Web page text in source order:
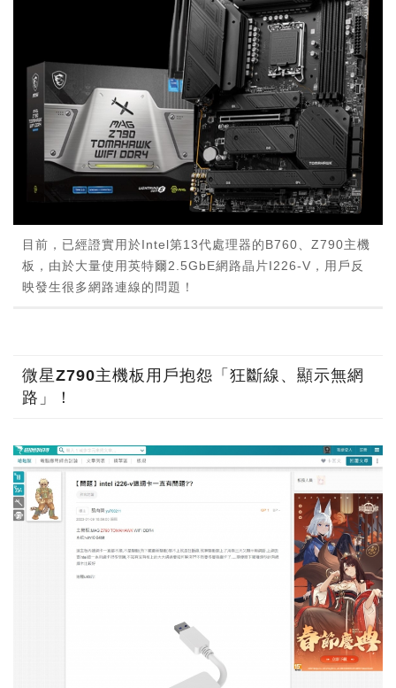
目前，已經證實用於Intel第13代處理器的B760、Z790主機
板，由於大量使用英特爾2.5GbE網路晶片I226-V，用戶反
映發生很多網路連線的問題！
微星Z790主機板用戶抱怨「狂斷線、顯示無網
路」！